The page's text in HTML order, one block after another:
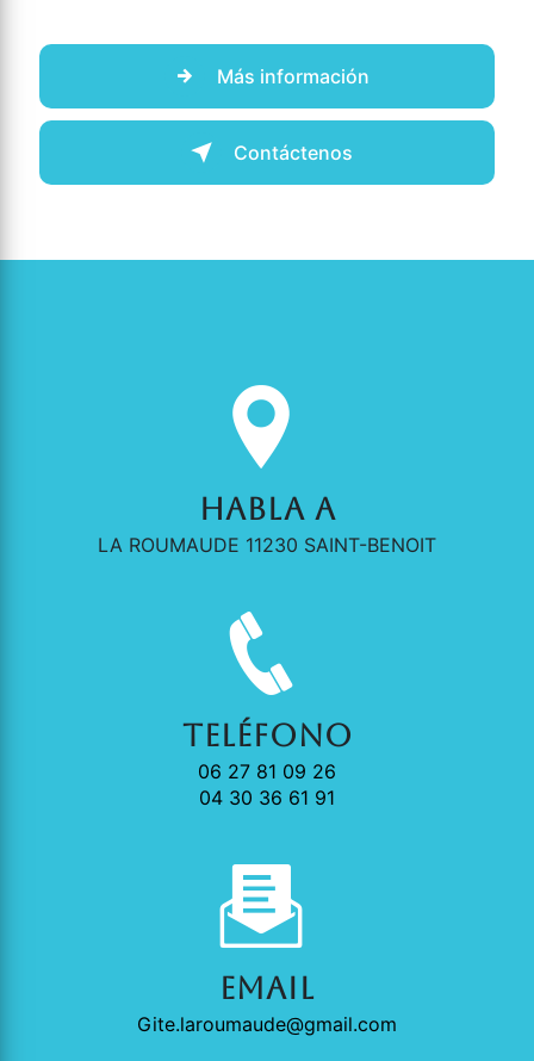
Más información
Contáctenos
Habla a
LA ROUMAUDE 11230 SAINT-BENOIT
Teléfono
06 27 81 09 26
04 30 36 61 91
Email
gite.laroumaude@gmail.com